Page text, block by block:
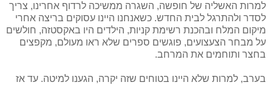
למרות האשליה של חופשה, השגרה ממשיכה לרדוף אחרינו, צריך
לסדר ולהתרגל לבית החדש. כשאנחנו היינו עסוקים בריצה אחרי
מיקום המלח ובהכנת רשימת קניות, הילדים היו באקסטזה, חולשים
על מבחר הצעצועים, פוגשים ספרים שלא ראו מעולם, מקפצים
בחצר ותוחמים את המרחב.
בערב, למרות שלא היינו בטוחים שזה יקרה, הגענו למיטה. עד אז